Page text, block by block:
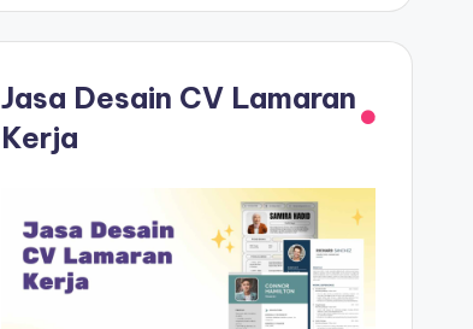
Jasa Desain CV Lamaran
Kerja